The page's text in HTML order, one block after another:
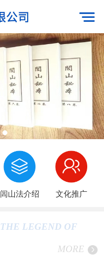
闾山法介绍 文化推广
THE LEGEND OF
MORE